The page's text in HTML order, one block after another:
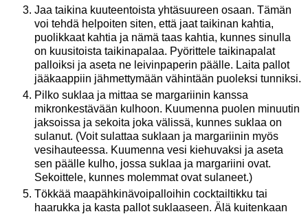
Jaa taikina kuuteentoista yhtäsuureen osaan. Tämän
voi tehdä helpoiten siten, että jaat taikinan kahtia,
puolikkaat kahtia ja nämä taas kahtia, kunnes sinulla
on kuusitoista taikinapalaa. Pyörittele taikinapalat
palloiksi ja aseta ne leivinpaperin päälle. Laita pallot
jääkaappiin jähmettymään vähintään puoleksi tunniksi.
Pilko suklaa ja mittaa se margariinin kanssa
mikronkestävään kulhoon. Kuumenna puolen minuutin
jaksoissa ja sekoita joka välissä, kunnes suklaa on
sulanut. (Voit sulattaa suklaan ja margariinin myös
vesihauteessa. Kuumenna vesi kiehuvaksi ja aseta
sen päälle kulho, jossa suklaa ja margariini ovat.
Sekoittele, kunnes molemmat ovat sulaneet.)
Tökkää maapähkinävoipalloihin cocktailtikku tai
haarukka ja kasta pallot suklaaseen. Älä kuitenkaan